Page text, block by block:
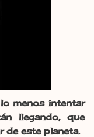
menos intentar
llegando, que
de este planeta.